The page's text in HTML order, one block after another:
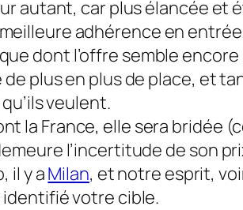
autant, car plus élancée
adhérence en
dont l’offre semble
plus en plus de place, et
veulent.
la France, elle sera bridée
l’incertitude de son
il y aMilan, et notre esprit,
identifié votre cible.